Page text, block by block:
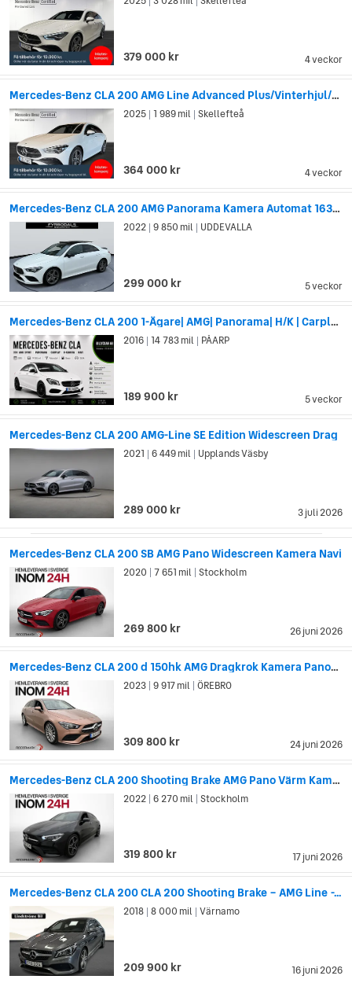
4 veckor
379 000 kr
Mercedes-Benz CLA 200 AMG Line Advanced Plus/Vinterhjul/D...
4 veckor
2025 1 989 mil Skellefteå
364 000 kr
Mercedes-Benz CLA 200 AMG Panorama Kamera Automat 163hk Panelbelys 2523kr/mån
5 veckor
2022 9 850 mil UDDEVALLA
299 000 kr
Mercedes-Benz CLA 200 1-Ägare| AMG| Panorama| H/K | Carplay| B-kamera| Navi
5 veckor
2016 14 783 mil PÅARP
189 900 kr
Mercedes-Benz CLA 200 AMG-Line SE Edition Widescreen Drag
3 juli 2026
2021 6 449 mil Upplands Väsby
289 000 kr
Mercedes-Benz CLA 200 SB AMG Pano Widescreen Kamera Navi
26 juni 2026
2020 7 651 mil Stockholm
269 800 kr
Mercedes-Benz CLA 200 d 150hk AMG Dragkrok Kamera Panorama
24 juni 2026
2023 9 917 mil ÖREBRO
309 800 kr
Mercedes-Benz CLA 200 Shooting Brake AMG Pano Värm Kamera
17 juni 2026
2022 6 270 mil Stockholm
319 800 kr
Mercedes-Benz CLA 200 CLA 200 Shooting Brake – AMG Line -...
16 juni 2026
2018 8 000 mil Värnamo
209 900 kr